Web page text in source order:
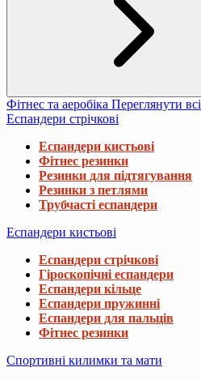
Фітнес та аеробіка Переглянути всі
Еспандери стрічкові
Еспандери кистьові
Фітнес резинки
Резинки для підтягування
Резинки з петлями
Трубчасті еспандери
Еспандери кистьові
Еспандери стрічкові
Гіроскопічні еспандери
Еспандери кільце
Еспандери пружинні
Еспандери для пальців
Фітнес резинки
Спортивні килимки та мати